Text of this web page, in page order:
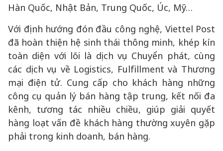
Hàn Quốc, Nhật Bản, Trung Quốc, Úc, Mỹ…
Với định hướng đón đầu công nghệ, Viettel Post
đã hoàn thiện hệ sinh thái thông minh, khép kín
toàn diện với lõi là dịch vụ Chuyển phát, cùng
các dịch vụ về Logistics, Fulfillment và Thương
mại điện tử. Cung cấp cho khách hàng những
công cụ quản lý bán hàng tập trung, kết nối đa
kênh, tương tác nhiều chiều, giúp giải quyết
hàng loạt vấn đề khách hàng thường xuyên gặp
phải trong kinh doanh, bán hàng.